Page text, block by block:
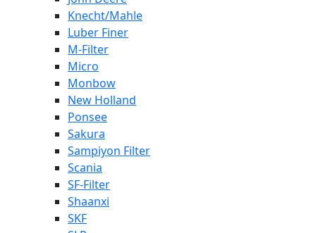
Knecht/Mahle
Luber Finer
M-Filter
Micro
Monbow
New Holland
Ponsee
Sakura
Sampiyon Filter
Scania
SF-Filter
Shaanxi
SKF